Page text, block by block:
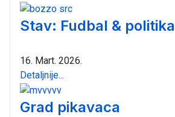
Stav: Fudbal & politika
16. Mart. 2026.
Detaljnije...
Grad pikavaca